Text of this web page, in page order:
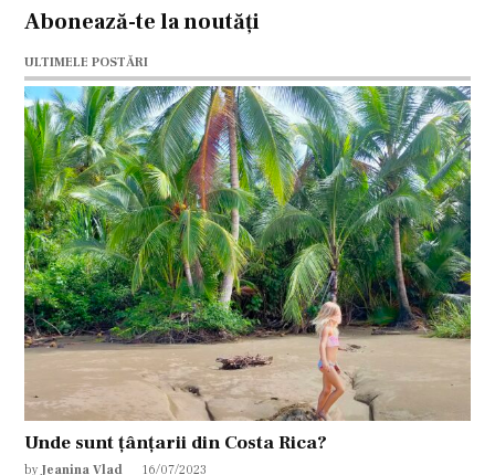
Abonează-te la noutăți
ULTIMELE POSTĂRI
Unde sunt țânțarii din Costa Rica?
by Jeanina Vlad 16/07/2023